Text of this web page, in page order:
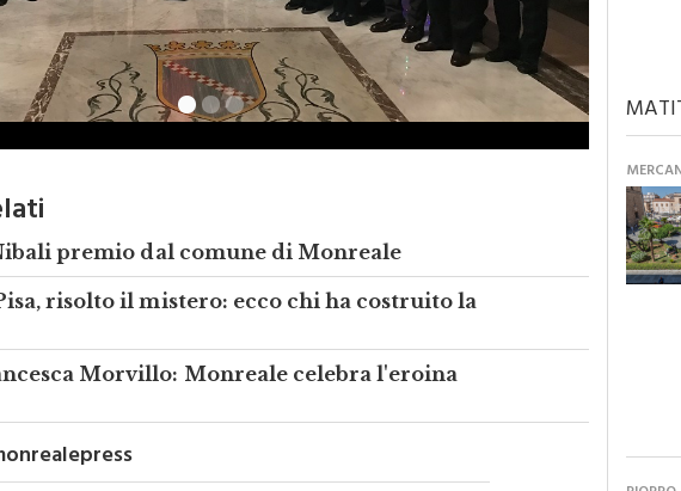
premio dal comune di Monreale
risolto il mistero: ecco chi ha costruito la
Morvillo: Monreale celebra l'eroina